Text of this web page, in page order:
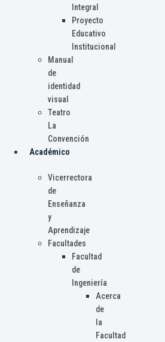
Integral
Proyecto
Educativo
Institucional
Manual
de
identidad
visual
Teatro
La
Convención
Académico
Vicerrectora
de
Enseñanza
y
Aprendizaje
Facultades
Facultad
de
Ingeniería
Acerca
de
la
Facultad